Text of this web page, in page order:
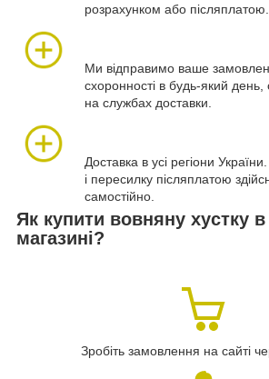
розрахунком або післяплатою.
Ми відправимо ваше
схоронності в будь-який день,
на службах доставки.
Доставка в усі регіони
і пересилку післяплатою
самостійно.
Як купити вовняну хустку в
магазині?
Зробіть замовлення на сайті